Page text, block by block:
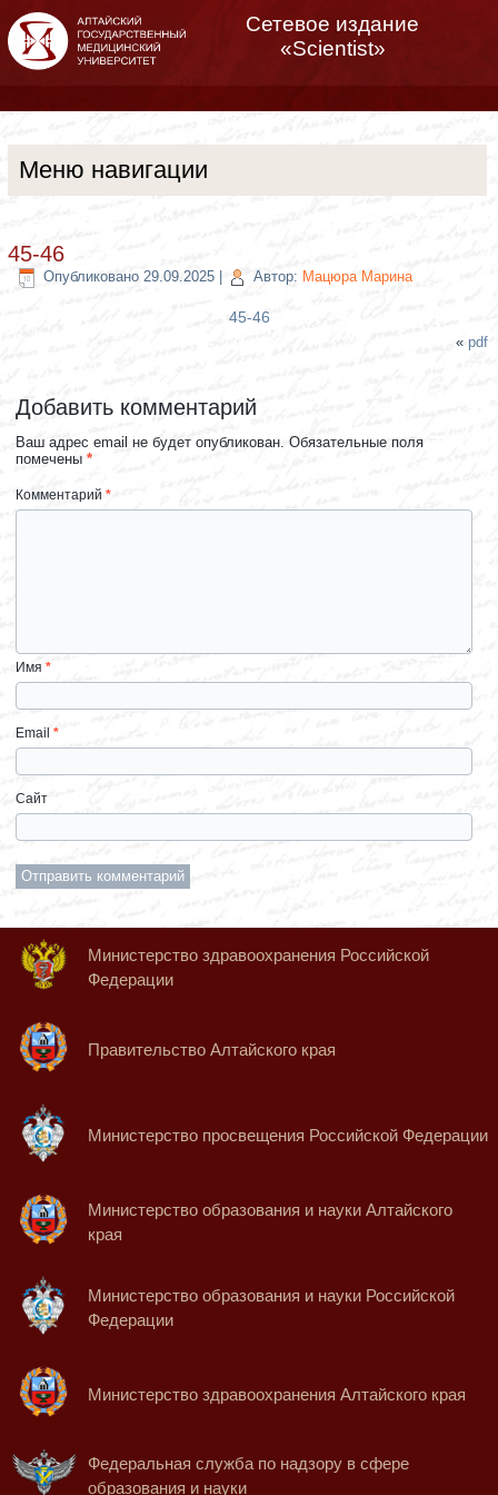
Сетевое издание
«Scientist»
Меню навигации
45-46
Опубликовано 29.09.2025 Автор: Мацюра Марина
45-46
«pdf
Добавить комментарий
Ваш адрес email не будет опубликован. Обязательные поля
помечены*
Комментарий*
Имя*
Email*
Сайт
Министерство здравоохранения Российской
Федерации
Правительство Алтайского края
Министерство просвещения Российской Федерации
Министерство образования и науки Алтайского
края
Министерство образования и науки Российской
Федерации
Министерство здравоохранения Алтайского края
Федеральная служба по надзору в сфере
образования и науки